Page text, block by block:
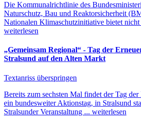
Die Kommunalrichtlinie des
Naturschutz, Bau und Reaktorsicherheit
Nationalen Klimaschutzinitiative bietet
weiterlesen
„Gemeinsam Regional“ - Tag der
Stralsund auf den Alten Markt
Textanriss überspringen
Bereits zum sechsten Mal findet der Tag
ein bundesweiter Aktionstag, in Stralsund
Stralsunder Veranstaltung ... weiterlesen